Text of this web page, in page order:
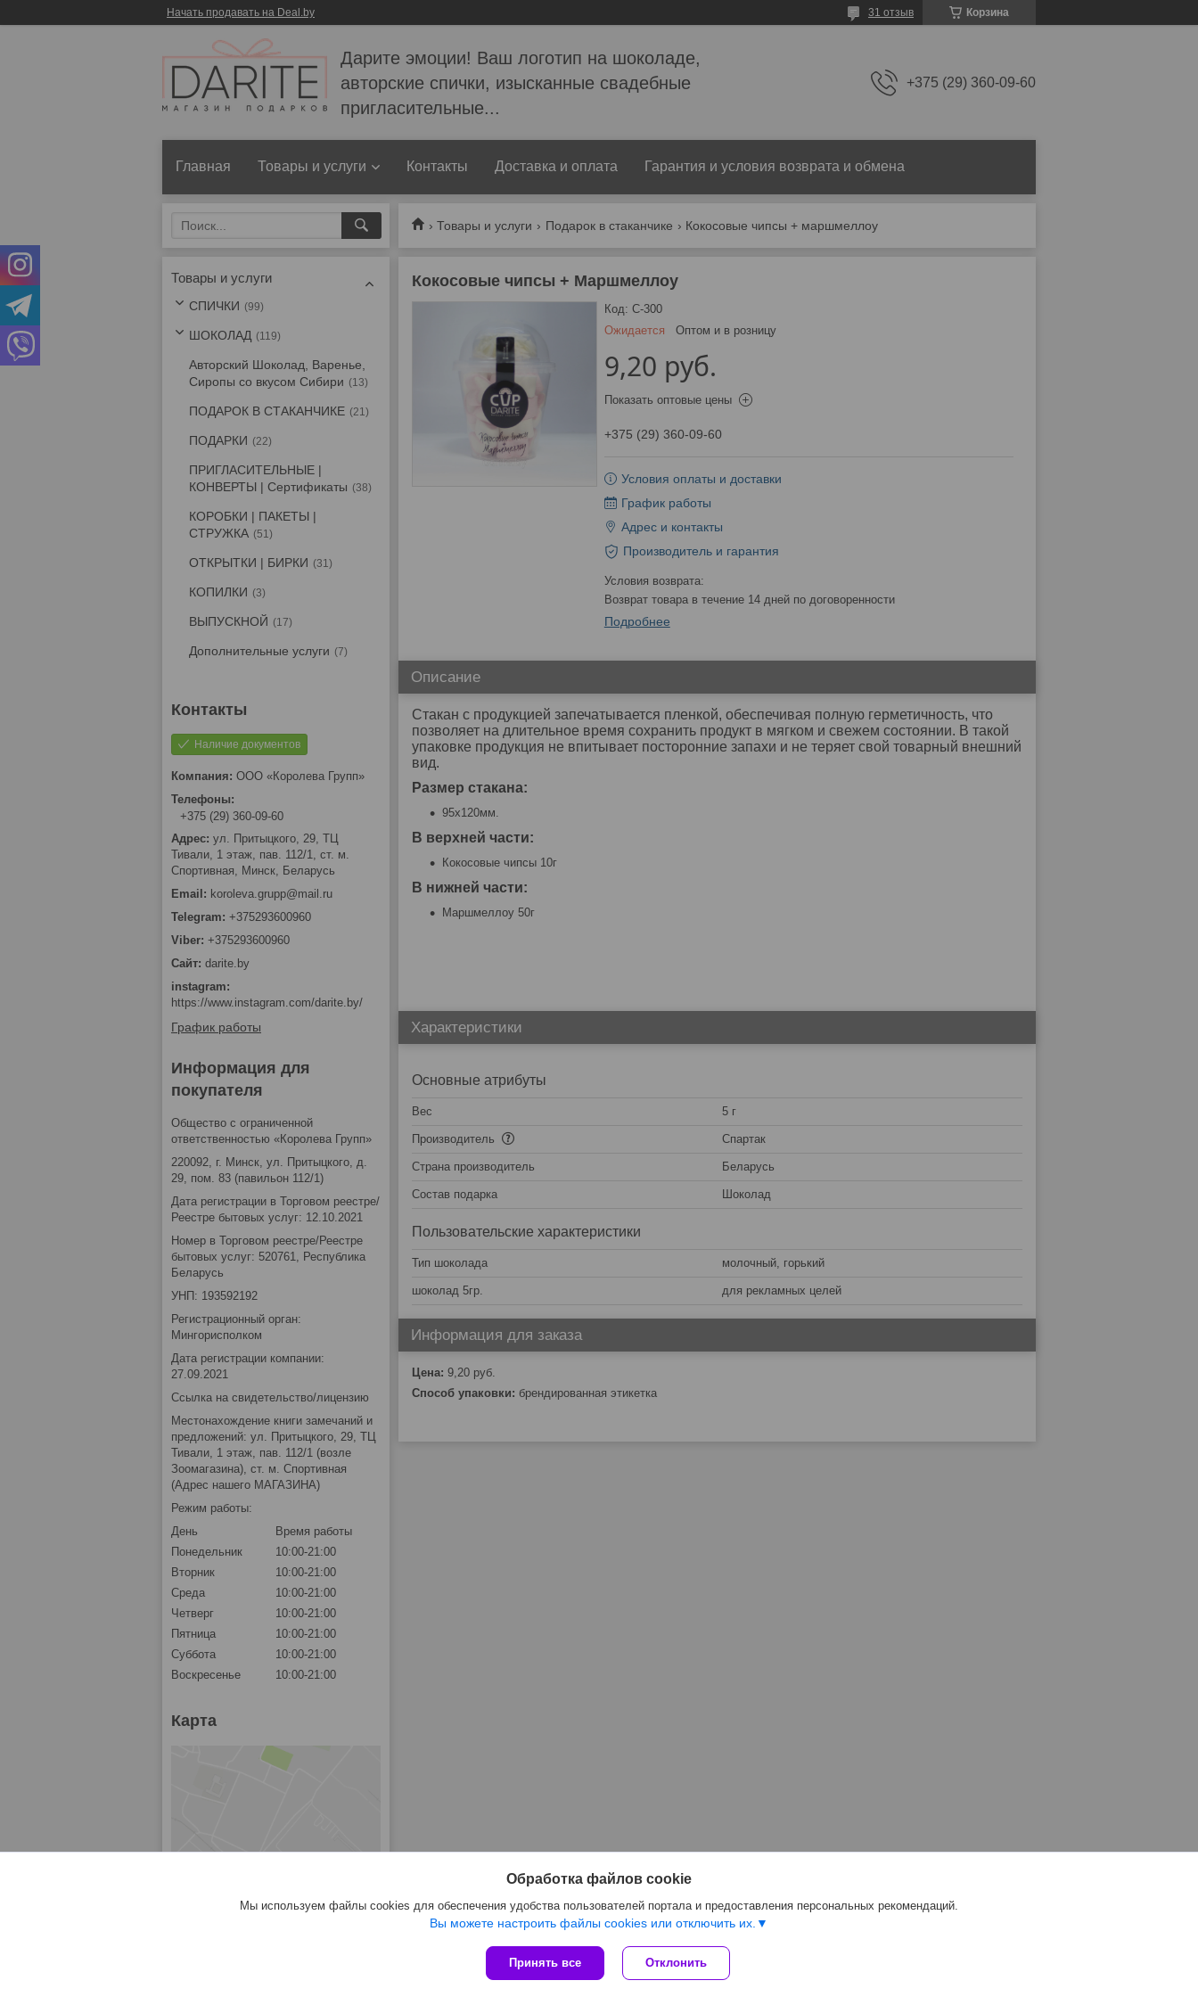
Начать продавать на Deal.by Корзина
31 отзыв
Дарите эмоции! Ваш логотип на шоколаде,
авторские спички, изысканные свадебные
пригласительные...
+375 (29) 360-09-60
Главная Товары и услуги Контакты Доставка и оплата Гарантия и условия возврата и обмена
Товары и услуги Подарок в стаканчике Кокосовые чипсы + маршмеллоу
Кокосовые чипсы + Маршмеллоу
Ожидается Оптом и в розницу
Код: С-300
9,20 руб.
Показать оптовые цены
+375 (29) 360-09-60
Условия оплаты и доставки
График работы
Адрес и контакты
Производитель и гарантия
возврат товара в течение 14 дней по договоренности
Подробнее
Описание
Стакан с продукцией запечатывается пленкой, обеспечивая полную герметичность, что
позволяет на длительное время сохранить продукт в мягком и свежем состоянии. В такой
упаковке продукция не впитывает посторонние запахи и не теряет свой товарный внешний
вид.
Размер стакана:
95х120мм.
В верхней части:
Кокосовые чипсы 10г
В нижней части:
Маршмеллоу 50г
Характеристики
Основные атрибуты
Вес 5 г
Производитель Спартак
Страна производитель Беларусь
Состав подарка Шоколад
Пользовательские характеристики
Тип шоколада молочный, горький
шоколад 5гр. для рекламных целей
Информация для заказа
Цена: 9,20 руб.
Способ упаковки: брендированная этикетка
Товары и услуги
СПИЧКИ 99
ШОКОЛАД 119
Авторский Шоколад, Варенье,
Сиропы со вкусом Сибири
13
ПОДАРОК В СТАКАНЧИКЕ 21
ПОДАРКИ 22
ПРИГЛАСИТЕЛЬНЫЕ |
КОНВЕРТЫ | Сертификаты
38
КОРОБКИ | ПАКЕТЫ |
СТРУЖКА
51
ОТКРЫТКИ | БИРКИ 31
КОПИЛКИ 3
ВЫПУСКНОЙ 17
Дополнительные услуги 7
Наличие документов
ООО «Королева Групп»
+375 (29) 360-09-60
ул. Притыцкого, 29, ТЦ
Тивали, 1 этаж, пав. 112/1, ст. м.
Спортивная, Минск, Беларусь
koroleva.grupp@mail.ru
+375293600960
+375293600960
darite.by
instagram
https://www.instagram.com/darite.by/
График работы
Информация для
покупателя
Общество с ограниченной
ответственностью «Королева Групп»
220092, г. Минск, ул. Притыцкого, д.
29, пом. 83 (павильон 112/1)
Дата регистрации в Торговом реестре/
Реестре бытовых услуг: 12.10.2021
Номер в Торговом реестре/Реестре
бытовых услуг: 520761, Республика
Беларусь
УНП: 193592192
Регистрационный орган:
Мингорисполком
Дата регистрации компании:
27.09.2021
Ссылка на свидетельство/лицензию
Местонахождение книги замечаний и
предложений: ул. Притыцкого, 29, ТЦ
Тивали, 1 этаж, пав. 112/1 (возле
Зоомагазина), ст. м. Спортивная
(Адрес нашего МАГАЗИНА)
Режим работы:
День
Время работы
Понедельник
10:00-21:00
Вторник
10:00-21:00
Среда
10:00-21:00
Четверг
10:00-21:00
Пятница
10:00-21:00
Суббота
10:00-21:00
Воскресенье
10:00-21:00
Карта
Сайт создан на платформе Deal.by
Политика обработки файлов cookies
Обработка файлов cookie
Мы используем файлы cookies для обеспечения удобства пользователей портала и предоставления персональных рекомендаций.
Вы можете настроить файлы cookies или отключить их.
Принять все Отклонить